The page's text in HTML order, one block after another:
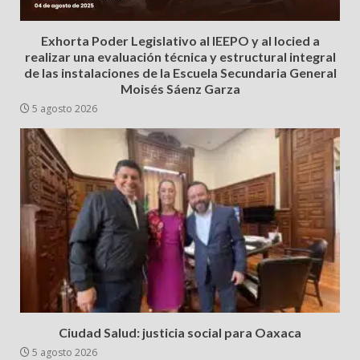
Exhorta Poder Legislativo al IEEPO y al Iocied a
realizar una evaluación técnica y estructural integral
de las instalaciones de la Escuela Secundaria General
Moisés Sáenz Garza
5 agosto 2026
Ciudad Salud: justicia social para Oaxaca
5 agosto 2026